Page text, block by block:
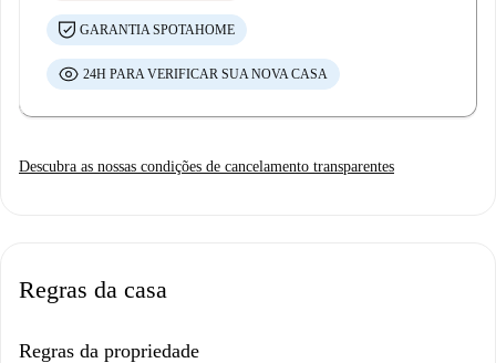
GARANTIA SPOTAHOME
24H PARA VERIFICAR SUA NOVA CASA
Descubra as nossas condições de cancelamento transparentes
Regras da casa
Regras da propriedade